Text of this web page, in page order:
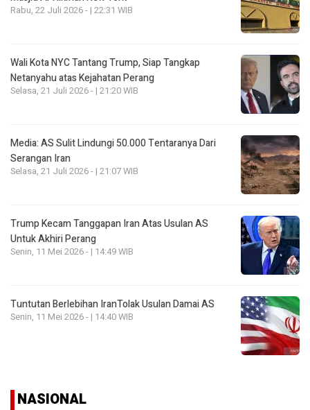
Rabu, 22 Juli 2026 - | 22:31 WIB
Wali Kota NYC Tantang Trump, Siap Tangkap
Netanyahu atas Kejahatan Perang
Selasa, 21 Juli 2026 - | 21:20 WIB
Media: AS Sulit Lindungi 50.000 Tentaranya Dari
Serangan Iran
Selasa, 21 Juli 2026 - | 21:07 WIB
Trump Kecam Tanggapan Iran Atas Usulan AS
Untuk Akhiri Perang
Senin, 11 Mei 2026 - | 14:49 WIB
Tuntutan Berlebihan IranTolak Usulan Damai AS
Senin, 11 Mei 2026 - | 14:40 WIB
NASIONAL